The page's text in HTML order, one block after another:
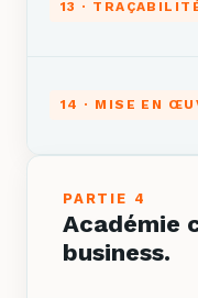
13 ·
14 · MISE EN
PARTIE 4
Académie
business.